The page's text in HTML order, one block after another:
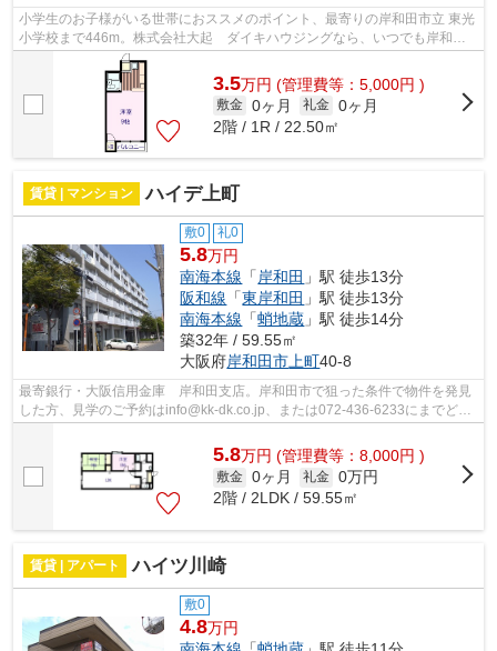
小学生のお子様がいる世帯におススメのポイント、最寄りの岸和田市立 東光
小学校まで446m。株式会社大起 ダイキハウジングなら、いつでも岸和田
市の物件を御提供しております。072-43...
3.5万円 (管理費等：5,000円 )
敷金 0ヶ月 礼金 0ヶ月
2階 / 1R / 22.50㎡
賃貸 | マンション ハイデ上町
敷0 礼0
5.8万円
南海本線 「 岸和田 」駅 徒歩13分
阪和線 「東岸和田 」駅 徒歩13分
南海本線 「蛸地蔵 」駅 徒歩14分
築32年 / 59.55㎡
大阪府岸和田市 上町40-8
最寄銀行・大阪信用金庫 岸和田支店。岸和田市で狙った条件で物件を発見
した方、見学のご予約はinfo@kk-dk.co.jp、または072-436-6233にまでどう
5.8万円 (管理費等：8,000円 )
敷金 0ヶ月 礼金 0万円
2階 / 2LDK / 59.55㎡
賃貸 | アパート ハイツ川崎
敷0
4.8万円